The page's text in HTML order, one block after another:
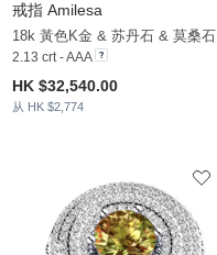
戒指 Amilesa
18k 黃色K金 & 苏丹石 & 莫桑石
2.13 crt - AAA
HK $32,540.00
从 HK $2,774